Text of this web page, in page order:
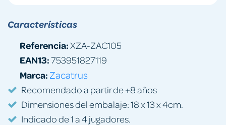
Características
Referencia:XZA-ZAC105
EAN13:753951827119
Marca: Zacatrus
Recomendado a partir de +8 años
Dimensiones del embalaje: 18 x 13 x 4cm.
Indicado de 1 a 4 jugadores.